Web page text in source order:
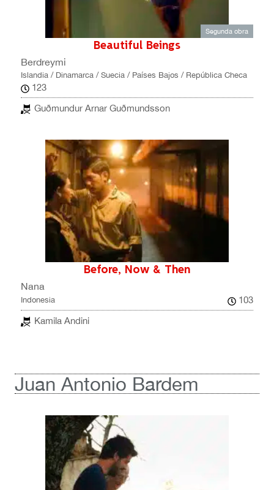
Segunda obra
Beautiful Beings
Berdreymi
Islandia / Dinamarca / Suecia / Países Bajos / República Checa
123
Guðmundur Arnar Guðmundsson
Before, Now & Then
Nana
Indonesia
103
Kamila Andini
Juan Antonio Bardem